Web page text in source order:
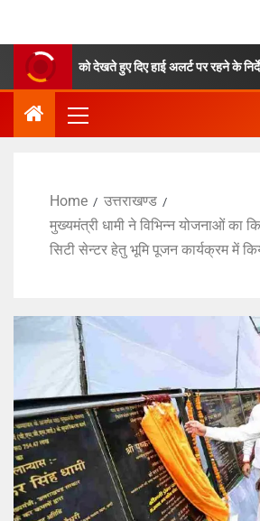
को देखते हुए दिए हाई अलर्ट पर रहने के निर्देश, सभी
Home
उत्तराखण्ड
मुख्यमंत्री धामी ने विभिन्न योजनाओं का
सिटी सेन्टर हेतु भूमि पूजन कार्यक्रम में